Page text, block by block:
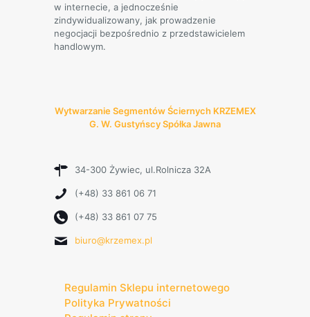
w internecie, a jednocześnie
zindywidualizowany, jak prowadzenie
negocjacji bezpośrednio z przedstawicielem
handlowym.
Wytwarzanie Segmentów Ściernych KRZEMEX
G. W. Gustyńscy Spółka Jawna
34-300 Żywiec, ul.Rolnicza 32A
(+48) 33 861 06 71
(+48) 33 861 07 75
biuro@krzemex.pl
Regulamin Sklepu internetowego
Polityka Prywatności